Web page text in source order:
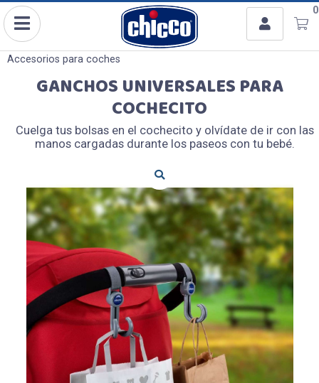
Enviar a email
Para
0
Usuario
Ingresar con Facebook
o
Recordar datos
INGRESAR
Olvidé mi clave Registro
Accesorios para coches
GANCHOS UNIVERSALES PARA
COCHECITO
Cuelga tus bolsas en el cochecito y olvídate de ir con las
manos cargadas durante los paseos con tu bebé.